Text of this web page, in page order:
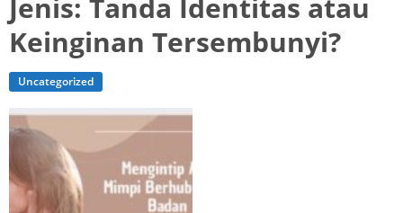
Keinginan Tersembunyi?
Uncategorized